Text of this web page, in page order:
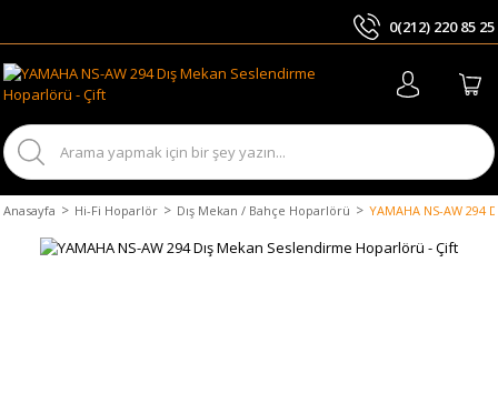
0(212) 220 85 25
Anasayfa Hi-Fi Hoparlör Dış Mekan / Bahçe Hoparlörü YAMAHA NS-AW